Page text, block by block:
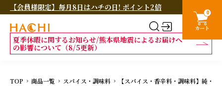
【会員様限定】毎月8日はハチの日! ポイント2倍
夏季休暇に関するお知らせ/熊本県地震によるお届けへ
の影響について（8/5更新）
0
カート
TOP 商品一覧 スパイス・調味料 【スパイス・香辛料・調味料】純・